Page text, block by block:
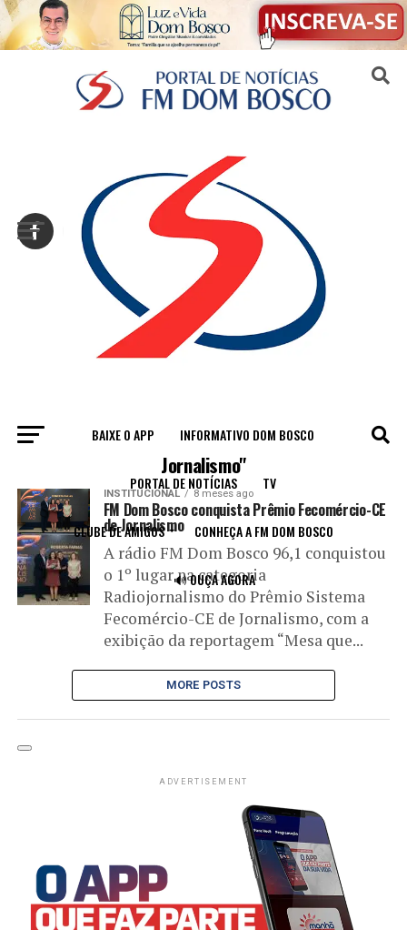
BAIXE O APP INFORMATIVO DOM BOSCO
PORTAL DE NOTÍCIAS TV
CLUBE DE AMIGOS CONHEÇA A FM DOM BOSCO
🔊 OUÇA AGORA
All posts tagged "Prêmio Fecomércio/CE de
Jornalismo"
INSTITUCIONAL 8 meses ago
FM Dom Bosco conquista Prêmio Fecomércio-CE
de Jornalismo
A rádio FM Dom Bosco 96,1 conquistou
o 1º lugar na categoria
Radiojornalismo do Prêmio Sistema
Fecomércio-CE de Jornalismo, com a
exibição da reportagem “Mesa que...
MORE POSTS
ADVERTISEMENT
Sair da versão mobile